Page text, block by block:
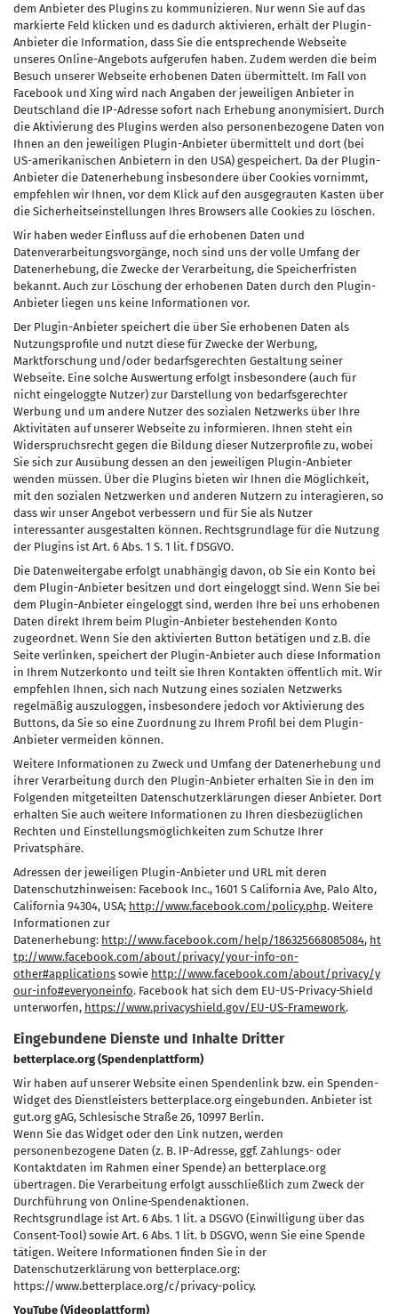
dem Anbieter des Plugins zu kommunizieren. Nur wenn Sie auf das
markierte Feld klicken und es dadurch aktivieren, erhält der Plugin-
Anbieter die Information, dass Sie die entsprechende Webseite
unseres Online-Angebots aufgerufen haben. Zudem werden die beim
Besuch unserer Webseite erhobenen Daten übermittelt. Im Fall von
Facebook und Xing wird nach Angaben der jeweiligen Anbieter in
Deutschland die IP-Adresse sofort nach Erhebung anonymisiert. Durch
die Aktivierung des Plugins werden also personenbezogene Daten von
Ihnen an den jeweiligen Plugin-Anbieter übermittelt und dort (bei
US-amerikanischen Anbietern in den USA) gespeichert. Da der Plugin-
Anbieter die Datenerhebung insbesondere über Cookies vornimmt,
empfehlen wir Ihnen, vor dem Klick auf den ausgegrauten Kasten über
die Sicherheitseinstellungen Ihres Browsers alle Cookies zu löschen.
Wir haben weder Einfluss auf die erhobenen Daten und
Datenverarbeitungsvorgänge, noch sind uns der volle Umfang der
Datenerhebung, die Zwecke der Verarbeitung, die Speicherfristen
bekannt. Auch zur Löschung der erhobenen Daten durch den Plugin-
Anbieter liegen uns keine Informationen vor.
Der Plugin-Anbieter speichert die über Sie erhobenen Daten als
Nutzungsprofile und nutzt diese für Zwecke der Werbung,
Marktforschung und/oder bedarfsgerechten Gestaltung seiner
Webseite. Eine solche Auswertung erfolgt insbesondere (auch für
nicht eingeloggte Nutzer) zur Darstellung von bedarfsgerechter
Werbung und um andere Nutzer des sozialen Netzwerks über Ihre
Aktivitäten auf unserer Webseite zu informieren. Ihnen steht ein
Widerspruchsrecht gegen die Bildung dieser Nutzerprofile zu, wobei
Sie sich zur Ausübung dessen an den jeweiligen Plugin-Anbieter
wenden müssen. Über die Plugins bieten wir Ihnen die Möglichkeit,
mit den sozialen Netzwerken und anderen Nutzern zu interagieren, so
dass wir unser Angebot verbessern und für Sie als Nutzer
interessanter ausgestalten können. Rechtsgrundlage für die Nutzung
der Plugins ist Art. 6 Abs. 1 S. 1 lit. f DSGVO.
Die Datenweitergabe erfolgt unabhängig davon, ob Sie ein Konto bei
dem Plugin-Anbieter besitzen und dort eingeloggt sind. Wenn Sie bei
dem Plugin-Anbieter eingeloggt sind, werden Ihre bei uns erhobenen
Daten direkt Ihrem beim Plugin-Anbieter bestehenden Konto
zugeordnet. Wenn Sie den aktivierten Button betätigen und z.B. die
Seite verlinken, speichert der Plugin-Anbieter auch diese Information
in Ihrem Nutzerkonto und teilt sie Ihren Kontakten öffentlich mit. Wir
empfehlen Ihnen, sich nach Nutzung eines sozialen Netzwerks
regelmäßig auszuloggen, insbesondere jedoch vor Aktivierung des
Buttons, da Sie so eine Zuordnung zu Ihrem Profil bei dem Plugin-
Anbieter vermeiden können.
Weitere Informationen zu Zweck und Umfang der Datenerhebung und
ihrer Verarbeitung durch den Plugin-Anbieter erhalten Sie in den im
Folgenden mitgeteilten Datenschutzerklärungen dieser Anbieter. Dort
erhalten Sie auch weitere Informationen zu Ihren diesbezüglichen
Rechten und Einstellungsmöglichkeiten zum Schutze Ihrer
Privatsphäre.
Adressen der jeweiligen Plugin-Anbieter und URL mit deren
Datenschutzhinweisen: Facebook Inc., 1601 S California Ave, Palo Alto,
California 94304, USA; http://www.facebook.com/policy.php. Weitere
Informationen zur
Datenerhebung: http://www.facebook.com/help/186325668085084, ht
tp://www.facebook.com/about/privacy/your-info-on-
other#applications sowie http://www.facebook.com/about/privacy/y
our-info#everyoneinfo. Facebook hat sich dem EU-US-Privacy-Shield
unterworfen, https://www.privacyshield.gov/EU-US-Framework.
Eingebundene Dienste und Inhalte Dritter
betterplace.org (Spendenplattform)
Wir haben auf unserer Website einen Spendenlink bzw. ein Spenden-
Widget des Dienstleisters betterplace.org eingebunden. Anbieter ist
gut.org gAG, Schlesische Straße 26, 10997 Berlin.
Wenn Sie das Widget oder den Link nutzen, werden
personenbezogene Daten (z. B. IP-Adresse, ggf. Zahlungs- oder
Kontaktdaten im Rahmen einer Spende) an betterplace.org
übertragen. Die Verarbeitung erfolgt ausschließlich zum Zweck der
Durchführung von Online-Spendenaktionen.
Rechtsgrundlage ist Art. 6 Abs. 1 lit. a DSGVO (Einwilligung über das
Consent-Tool) sowie Art. 6 Abs. 1 lit. b DSGVO, wenn Sie eine Spende
tätigen. Weitere Informationen finden Sie in der
Datenschutzerklärung von betterplace.org:
https://www.betterplace.org/c/privacy-policy.
YouTube (Videoplattform)